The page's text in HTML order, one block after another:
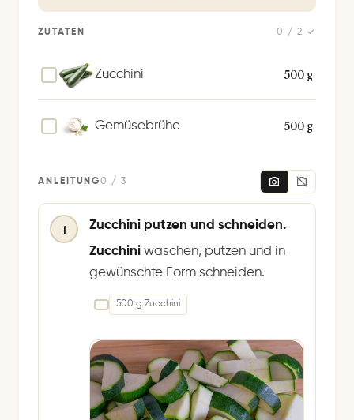
p
e
c
ZUTATEN 0 / 2 ✓
500 g
Zucchini
500 g
Gemüsebrühe
ANLEITUNG0 / 3
1
Zucchini putzen und schneiden.
Zucchini waschen, putzen und in
gewünschte Form schneiden.
500 g Zucchini